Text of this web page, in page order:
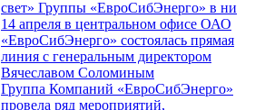
свет» Группы «ЕвроСибЭнерго» в ни
14 апреля в центральном офисе ОАО
«ЕвроСибЭнерго» состоялась прямая
линия с генеральным директором
Вячеславом Соломиным
Группа Компаний «ЕвроСибЭнерго»
провела ряд мероприятий,